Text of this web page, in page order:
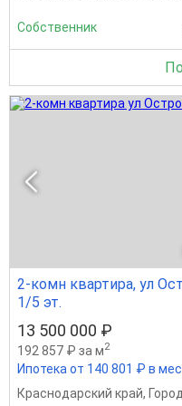
Собственник
2-комн квартира, ул
1/5 эт.
13 500 000 ₽
192 857 ₽ за м2
Ипотека от 140 801 ₽ в
Краснодарский край,